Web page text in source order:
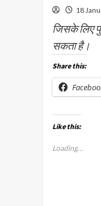
18
जिसके लिए
सकता है।
Share this:
Like this:
Loading...